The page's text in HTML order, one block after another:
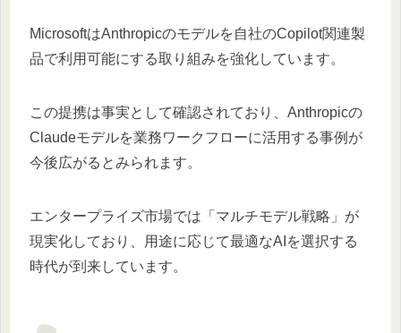
MicrosoftはAnthropicのモデルを自社のCopilot関連製
品で利用可能にする取り組みを強化しています。
この提携は事実として確認されており、Anthropicの
Claudeモデルを業務ワークフローに活用する事例が
今後広がるとみられます。
エンタープライズ市場では「マルチモデル戦略」が
現実化しており、用途に応じて最適なAIを選択する
時代が到来しています。